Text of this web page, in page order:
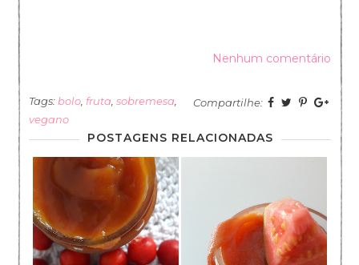
Nenhum comentário
Tags: bolo fruta ,sobremesa
vegano
Compartilhe:
POSTAGENS RELACIONADAS